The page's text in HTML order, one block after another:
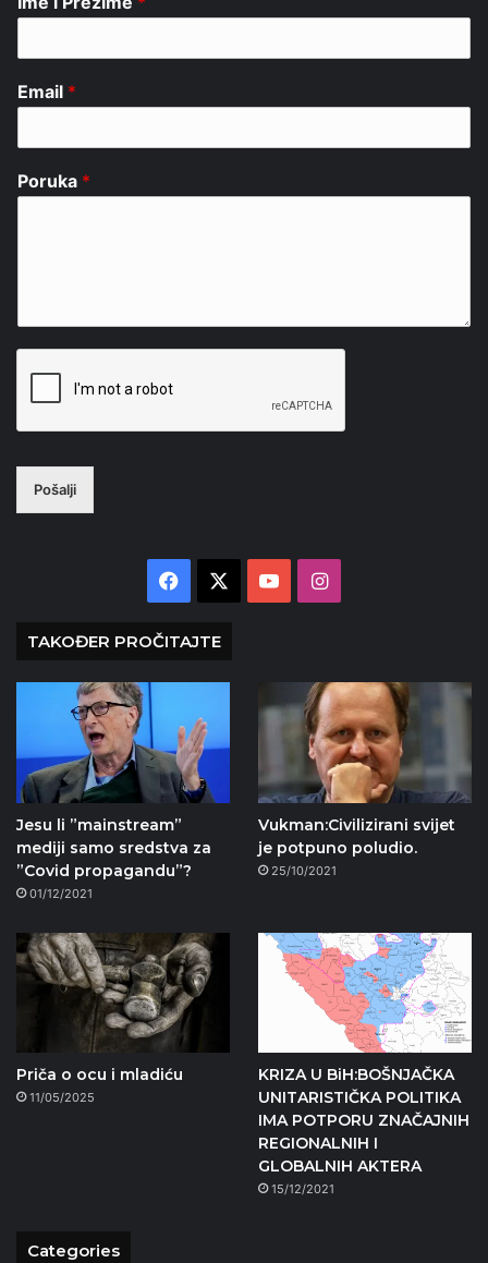
Email *
Poruka *
Pošalji
Facebook YouTubeInstagram
TAKOĐER PROČITAJTE
Jesu li ”mainstream”
mediji samo sredstva za
”Covid propagandu”?
01/12/2021
Vukman:Civilizirani svijet
je potpuno poludio.
25/10/2021
Priča o ocu i mladiću
11/05/2025
KRIZA U BiH:BOŠNJAČKA
UNITARISTIČKA POLITIKA
IMA POTPORU ZNAČAJNIH
REGIONALNIH I
GLOBALNIH AKTERA
15/12/2021
Categories